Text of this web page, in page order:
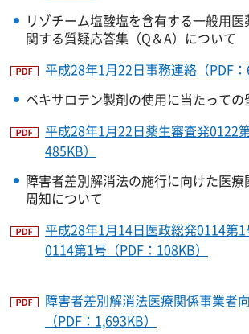
リゾチーム塩酸塩を含有する一般用
関する質疑応答集（Q＆A）について
平成28年1月22日事務連絡（PDF：
ベキサロテン製剤の使用に当たっての
平成28年1月22日薬生審査発0122
485KB）
障害者差別解消法の施行に向けた医
周知について
平成28年1月14日医政総発0114第
0114第1号（PDF：108KB）
障害者差別解消法医療関係事業者
（PDF：1,693KB）